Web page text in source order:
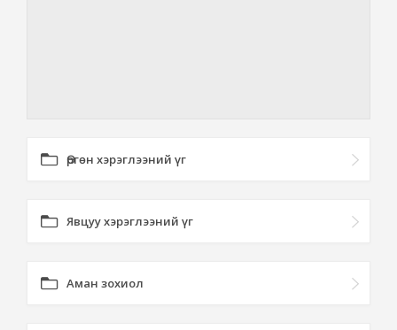
Өргөн хэрэглээний үг
Явцуу хэрэглээний үг
Аман зохиол